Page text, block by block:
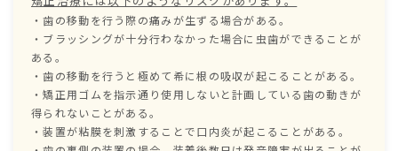
・歯の移動を行う際の痛みが生ずる場合がある。
・ブラッシングが十分行わなかった場合に虫歯ができることが
ある。
・歯の移動を行うと極めて希に根の吸収が起こることがある。
・矯正用ゴムを指示通り使用しないと計画している歯の動きが
得られないことがある。
・装置が粘膜を刺激することで口内炎が起こることがある。